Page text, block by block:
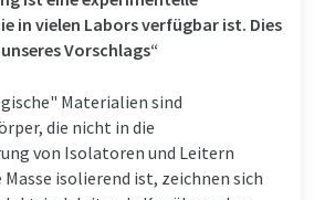
in vielen Labors verfügbar ist. Dies
Vorschlags“
Materialien sind
die nicht in die
von Isolatoren und Leitern
isolierend ist, zeichnen sich